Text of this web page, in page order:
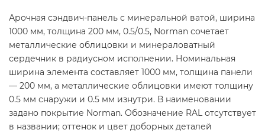
Арочная сэндвич-панель с минеральной ватой, ширина
1000 мм, толщина 200 мм, 0.5/0.5, Norman сочетает
металлические облицовки и минераловатный
сердечник в радиусном исполнении. Номинальная
ширина элемента составляет 1000 мм, толщина панели
— 200 мм, а металлические облицовки имеют толщину
0.5 мм снаружи и 0.5 мм изнутри. В наименовании
задано покрытие Norman. Обозначение RAL отсутствует
в названии; оттенок и цвет доборных деталей